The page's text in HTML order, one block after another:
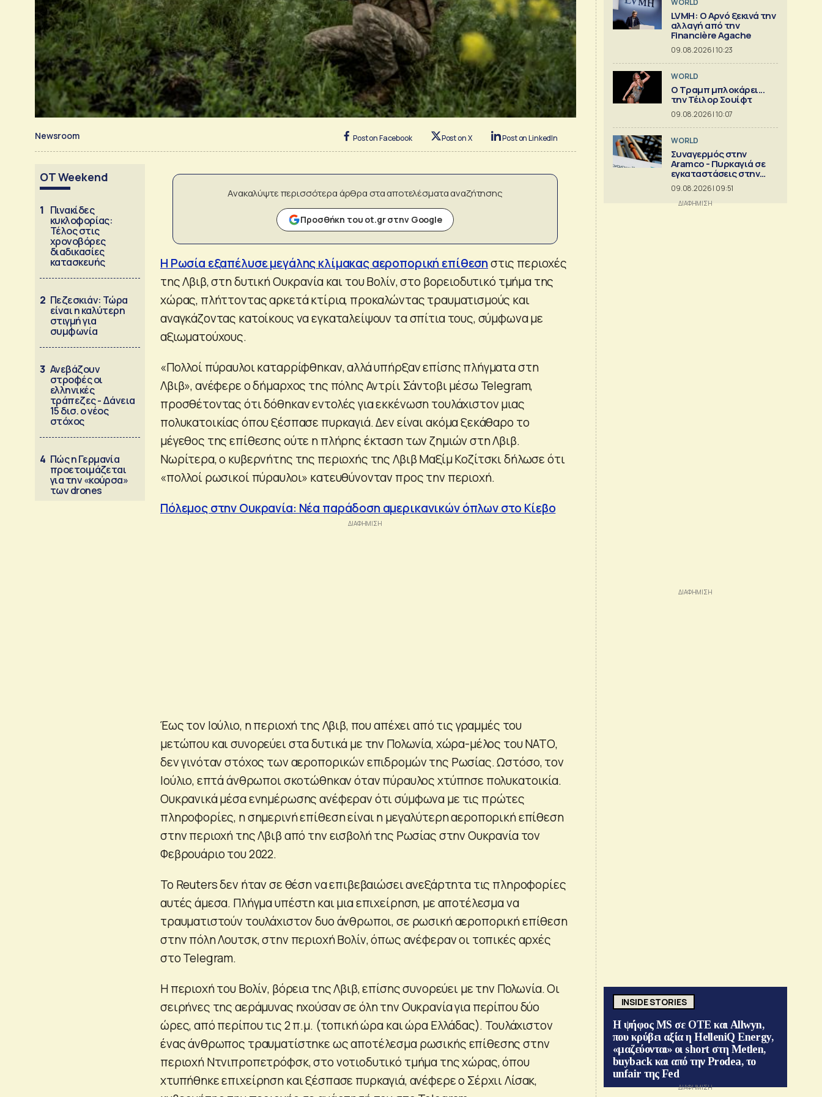
Newsroom Post on Facebook Post on X Post on LinkedIn
OT Weekend
1 Πινακίδες
κυκλοφορίας:
Τέλος στις
χρονοβόρες
διαδικασίες
κατασκευής
2 Πεζεσκιάν: Τώρα
είναι η καλύτερη
στιγμή για
συμφωνία
3 Ανεβάζουν
στροφές οι
ελληνικές
τράπεζες - Δάνεια
15 δισ. ο νέος
στόχος
4 Πώς η Γερμανία
προετοιμάζεται
για την «κούρσα»
των drones
Ανακαλύψτε περισσότερα άρθρα στα αποτελέσματα αναζήτησης
Προσθήκη του ot.gr στην Google
Η Ρωσία εξαπέλυσε μεγάλης κλίμακας αεροπορική επίθεσηστις περιοχές
της Λβιβ, στη δυτική Ουκρανία και του Βολίν, στο βορειοδυτικό τμήμα της
χώρας, πλήττοντας αρκετά κτίρια, προκαλώντας τραυματισμούς και
αναγκάζοντας κατοίκους να εγκαταλείψουν τα σπίτια τους, σύμφωνα με
αξιωματούχους.
«Πολλοί πύραυλοι καταρρίφθηκαν, αλλά υπήρξαν επίσης πλήγματα στη
Λβιβ», ανέφερε ο δήμαρχος της πόλης Αντρίι Σάντοβι μέσω Telegram,
προσθέτοντας ότι δόθηκαν εντολές για εκκένωση τουλάχιστον μιας
πολυκατοικίας όπου ξέσπασε πυρκαγιά. Δεν είναι ακόμα ξεκάθαρο το
μέγεθος της επίθεσης ούτε η πλήρης έκταση των ζημιών στη Λβιβ.
Νωρίτερα, ο κυβερνήτης της περιοχής της Λβιβ Μαξίμ Κοζίτσκι δήλωσε ότι
«πολλοί ρωσικοί πύραυλοι» κατευθύνονταν προς την περιοχή.
Πόλεμος στην Ουκρανία: Νέα παράδοση αμερικανικών όπλων στο Κίεβο
Έως τον Ιούλιο, η περιοχή της Λβιβ, που απέχει από τις γραμμές του
μετώπου και συνορεύει στα δυτικά με την Πολωνία, χώρα-μέλος του ΝΑΤΟ,
δεν γινόταν στόχος των αεροπορικών επιδρομών της Ρωσίας. Ωστόσο, τον
Ιούλιο, επτά άνθρωποι σκοτώθηκαν όταν πύραυλος χτύπησε πολυκατοικία.
Ουκρανικά μέσα ενημέρωσης ανέφεραν ότι σύμφωνα με τις πρώτες
πληροφορίες, η σημερινή επίθεση είναι η μεγαλύτερη αεροπορική επίθεση
στην περιοχή της Λβιβ από την εισβολή της Ρωσίας στην Ουκρανία τον
Φεβρουάριο του 2022.
Το Reuters δεν ήταν σε θέση να επιβεβαιώσει ανεξάρτητα τις πληροφορίες
αυτές άμεσα. Πλήγμα υπέστη και μια επιχείρηση, με αποτέλεσμα να
τραυματιστούν τουλάχιστον δυο άνθρωποι, σε ρωσική αεροπορική επίθεση
στην πόλη Λουτσκ, στην περιοχή Βολίν, όπως ανέφεραν οι τοπικές αρχές
στο Telegram.
Η περιοχή του Βολίν, βόρεια της Λβιβ, επίσης συνορεύει με την Πολωνία. Οι
σειρήνες της αεράμυνας ηχούσαν σε όλη την Ουκρανία για περίπου δύο
ώρες, από περίπου τις 2 π.μ. (τοπική ώρα και ώρα Ελλάδας). Τουλάχιστον
ένας άνθρωπος τραυματίστηκε ως αποτέλεσμα ρωσικής επίθεσης στην
περιοχή Ντνιπροπετρόφσκ, στο νοτιοδυτικό τμήμα της χώρας, όπου
χτυπήθηκε επιχείρηση και ξέσπασε πυρκαγιά, ανέφερε ο Σέρχιι Λίσακ,
WORLD
LVMH: Ο Αρνό ξεκινά την
αλλαγή από την
Financière Agache
09.08.2026 | 10:23
WORLD
Ο Τραμπ μπλοκάρει...
την Τέιλορ Σουίφτ
09.08.2026 | 10:07
WORLD
Συναγερμός στην
Aramco - Πυρκαγιά σε
εγκαταστάσεις στην
Τζιζάν
09.08.2026 | 09:51
INSIDE STORIES
Η ψήφος MS σε ΟΤΕ και Allwyn,
που κρύβει αξία η HelleniQ Energy,
«μαζεύονται» οι short στη Metlen,
buyback και από την Prodea, το
unfair της Fed